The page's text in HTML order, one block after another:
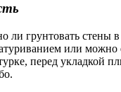
ли грунтовать стены
или можно
перед укладкой